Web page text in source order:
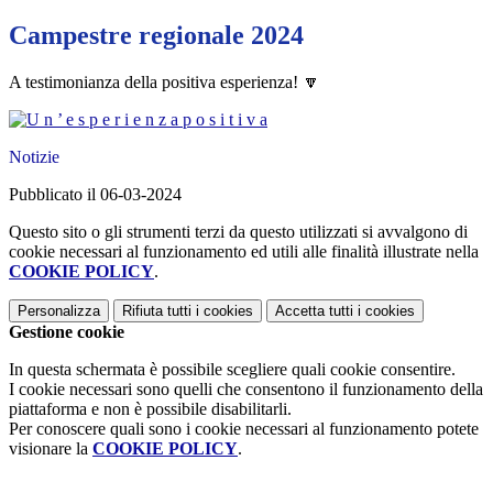
Campestre regionale 2024
A testimonianza della positiva esperienza! 🔽
Notizie
Pubblicato il 06-03-2024
Questo sito o gli strumenti terzi da questo utilizzati si avvalgono di
cookie necessari al funzionamento ed utili alle finalità illustrate nella
COOKIE POLICY.
Personalizza Rifiuta tutti i cookies Accetta tutti i cookies
Gestione cookie
In questa schermata è possibile scegliere quali cookie consentire.
I cookie necessari sono quelli che consentono il funzionamento della
piattaforma e non è possibile disabilitarli.
Per conoscere quali sono i cookie necessari al funzionamento potete
visionare la COOKIE POLICY.